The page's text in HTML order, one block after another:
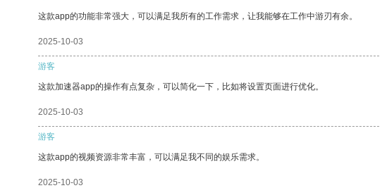
这款app的功能非常强大，可以满足我所有的工作需求，让我能够在工作中游刃有余。
2025-10-03
游客
这款加速器app的操作有点复杂，可以简化一下，比如将设置页面进行优化。
2025-10-03
游客
这款app的视频资源非常丰富，可以满足我不同的娱乐需求。
2025-10-03